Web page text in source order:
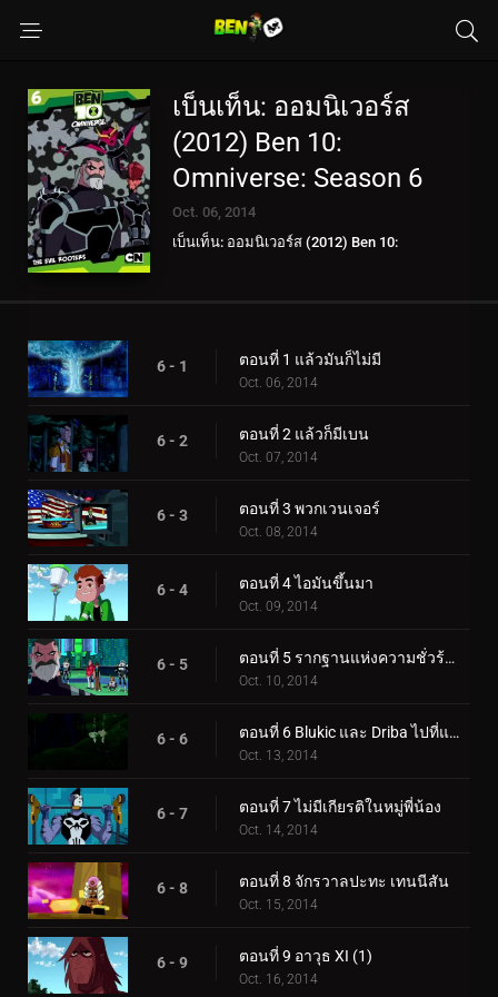
เบ็นเท็น: ออมนิเวอร์ส
(2012) Ben 10:
Omniverse: Season 6
Oct. 06, 2014
เบ็นเท็น: ออมนิเวอร์ส (2012) Ben 10:
6 - 1 ตอนที่ 1 แล้วมันก็ไม่มี
Oct. 06, 2014
6 - 2 ตอนที่ 2 แล้วก็มีเบน
Oct. 07, 2014
6 - 3 ตอนที่ 3 พวกเวนเจอร์
Oct. 08, 2014
6 - 4 ตอนที่ 4 ไอมันขึ้นมา
Oct. 09, 2014
6 - 5 ตอนที่ 5 รากฐานแห่งความชั่วร้ายทั้งหมด
Oct. 10, 2014
6 - 6 ตอนที่ 6 Blukic และ Driba ไปที่แอเรีย 51
Oct. 13, 2014
6 - 7 ตอนที่ 7 ไม่มีเกียรติในหมู่พี่น้อง
Oct. 14, 2014
6 - 8 ตอนที่ 8 จักรวาลปะทะ เทนนีสัน
Oct. 15, 2014
6 - 9 ตอนที่ 9 อาวุธ XI (1)
Oct. 16, 2014